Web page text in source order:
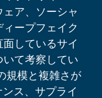
ア、ソーシャ
ープフェイク
しているサイ
て考察してい
規模と複雑さが
ス、サプライ